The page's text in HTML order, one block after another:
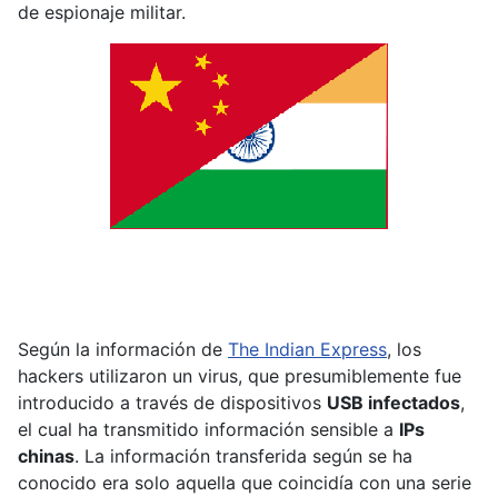
de espionaje militar.
Según la información de The Indian Express, los
hackers utilizaron un virus, que presumiblemente fue
introducido a través de dispositivos USB infectados,
el cual ha transmitido información sensible a IPs
chinas. La información transferida según se ha
conocido era solo aquella que coincidía con una serie